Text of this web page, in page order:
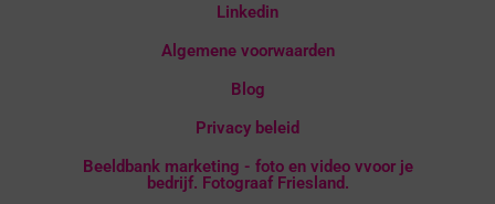
Linkedin
Algemene voorwaarden
Blog
Privacy beleid
Beeldbank marketing - foto en video vvoor je
bedrijf. Fotograaf Friesland.